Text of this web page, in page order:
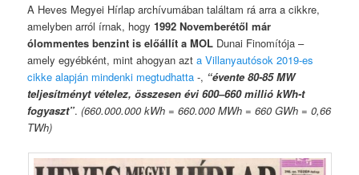
A Heves Megyei Hírlap archívumában találtam rá arra a cikkre,
amelyben arról írnak, hogy1992 Novemberétől már
ólommentes benzint is előállít a MOL Dunai Finomítója –
amely egyébként, mint ahogyan azta Villanyautósok 2019-es
cikke alapján mindenki megtudhatta -, “évente 80-85 MW
teljesítményt vételez, összesen évi 600–660 millió kWh-t
fogyaszt”.(660.000.000 kWh = 660.000 MWh = 660 GWh = 0,66
TWh)